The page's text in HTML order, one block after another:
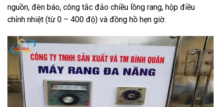
nguồn, đèn báo, công tắc đảo chiều lồng rang, hộp điều
chỉnh nhiệt (từ 0 – 400 độ) và đồng hồ hẹn giờ.